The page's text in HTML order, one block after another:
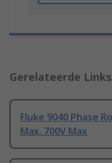
Gerelateerde Links
Fluke 9040 Phase
Max, 700V Max